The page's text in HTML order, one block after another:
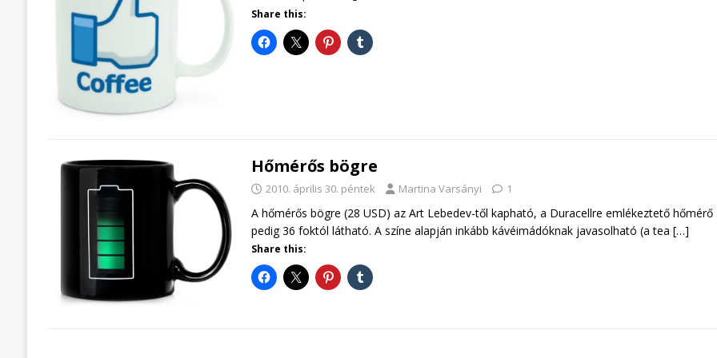
Share this:
Hőmérős bögre
2010. április 30. péntek Martina Varsányi 1
A hőmérős bögre (28 USD) az Art Lebedev-től kapható, a Duracellre emlékeztető hőmérő
pedig 36 foktól látható. A színe alapján inkább kávéimádóknak javasolható (a tea […]
Share this: